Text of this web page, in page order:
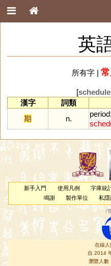
英
所有字|
[
漢字
詞類
期
n.
period;
新手入門 使用凡例 字庫統
鳴謝
製作單位 私
（
在線
自 2014
瀏覽人數